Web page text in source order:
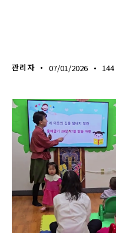
관리자 07/01/2026 144